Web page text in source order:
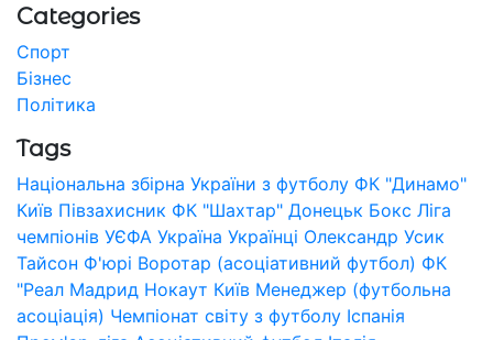
Categories
Спорт
Бізнес
Політика
Tags
Національна збірна України з футболу ФК "Динамо"
Київ Півзахисник ФК "Шахтар" Донецьк Бокс Ліга
чемпіонів УЄФА Україна Українці Олександр Усик
Тайсон Ф'юрі Воротар (асоціативний футбол) ФК
"Реал Мадрид Нокаут Київ Менеджер (футбольна
асоціація) Чемпіонат світу з футболу Іспанія